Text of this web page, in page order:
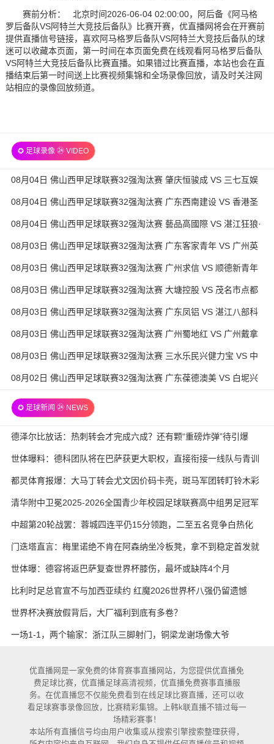
赛前分析： 北京时间2026-06-04 02:00:00，阿后备《阿马格
罗后备队VS阿特兰大竞技后备队》比赛开赛，优直播网将会在开赛前
提供直播信号链接，喜欢阿马格罗后备队VS阿特兰大竞技后备队的球
迷可以收藏本页面，第一时间在本页面免费在线观看阿马格罗后备队
VS阿特兰大竞技后备队比赛直播。如果错过比赛直播，本站也会在直
播结束后第一时间送上比赛视频集锦和全场录像回放，请及时关注网
站相应的录像回放频道。
✪ 足球录像 ㉔ VIDEO
08月04日 佛山西甲足球联赛32强淘汰赛 肇庆恒骏成 VS 三七互娱
全场录像
08月04日 佛山西甲足球联赛32强淘汰赛 广东西南建设 VS 香港圣
徒 全场录像
08月04日 佛山西甲足球联赛32强淘汰赛 藝品高國際 VS 湛江狂狼·
粵辉能源 全场录像
08月03日 佛山西甲足球联赛32强淘汰赛 广东客家青年 VS 广州英
华思力U17 全场录像
08月03日 佛山西甲足球联赛32强淘汰赛 广州求信 VS 顺德新青年
全场录像
08月03日 佛山西甲足球联赛32强淘汰赛 大塘控股 VS 茂名市点都
得 全场录像
08月03日 佛山西甲足球联赛32强淘汰赛 广东凤铝 VS 湛江八部科
技 全场录像
08月03日 佛山西甲足球联赛32强淘汰赛 广州蜀地红 VS 广州戴拿
模 全场录像
08月03日 佛山西甲足球联赛32强淘汰赛 三水乐民兴健力宝 VS 中
国澳门澳科精英 全场录像
08月02日 佛山西甲足球联赛32强淘汰赛 广东葆德澳美 VS 白坭兴
✪ 足球新闻 ㉔ NEWS
德泽尔比放话：热刺转会才完成六成？还有颗“重磅炸弹”待引爆
世体曝料：德科团队将在巴萨获更大职权，直接衔接一线队与青训
都灵体育报爆：大马丁转会尤文因价码卡壳，斑马军团转盯铃木彩
艳与维卡里奥
清华附中卫冕2025-2026全国青少年校园足球联赛高中组男足冠军
中超第20轮战罢：蓉城四连平仍15分领跑，二至五名竞争白热化
门迭塔直言：梅里诺绝不肯在阿森纳坐冷板凳，拿不到稳定首发就
考虑另寻出路
世体曝：德容将返巴萨复查世界杯膝伤，最坏或缺阵4个月
比利时足总官宣不与加西亚续约 红魔2026世界杯八强仍留遗憾
世界杯决赛放假背后，大厂福利到底有多卷？
一场1-1，两个输家：浙江队三脚射门，铜梁龙谢场像大爷
优直播网是一家免费的体育赛事直播网站，为您提供优直播免
费足球比赛，优直播足球高清视频，优直播免费赛事直播服
务。在优直播您不仅能免费看到在线足球比赛直播，还可以收
看足球赛事录像回放，比赛精彩集锦。上韩k联直播不错过每一
场精彩赛事！
本站所有直播信号均由用户收集或从搜索引擎搜索整理获得，